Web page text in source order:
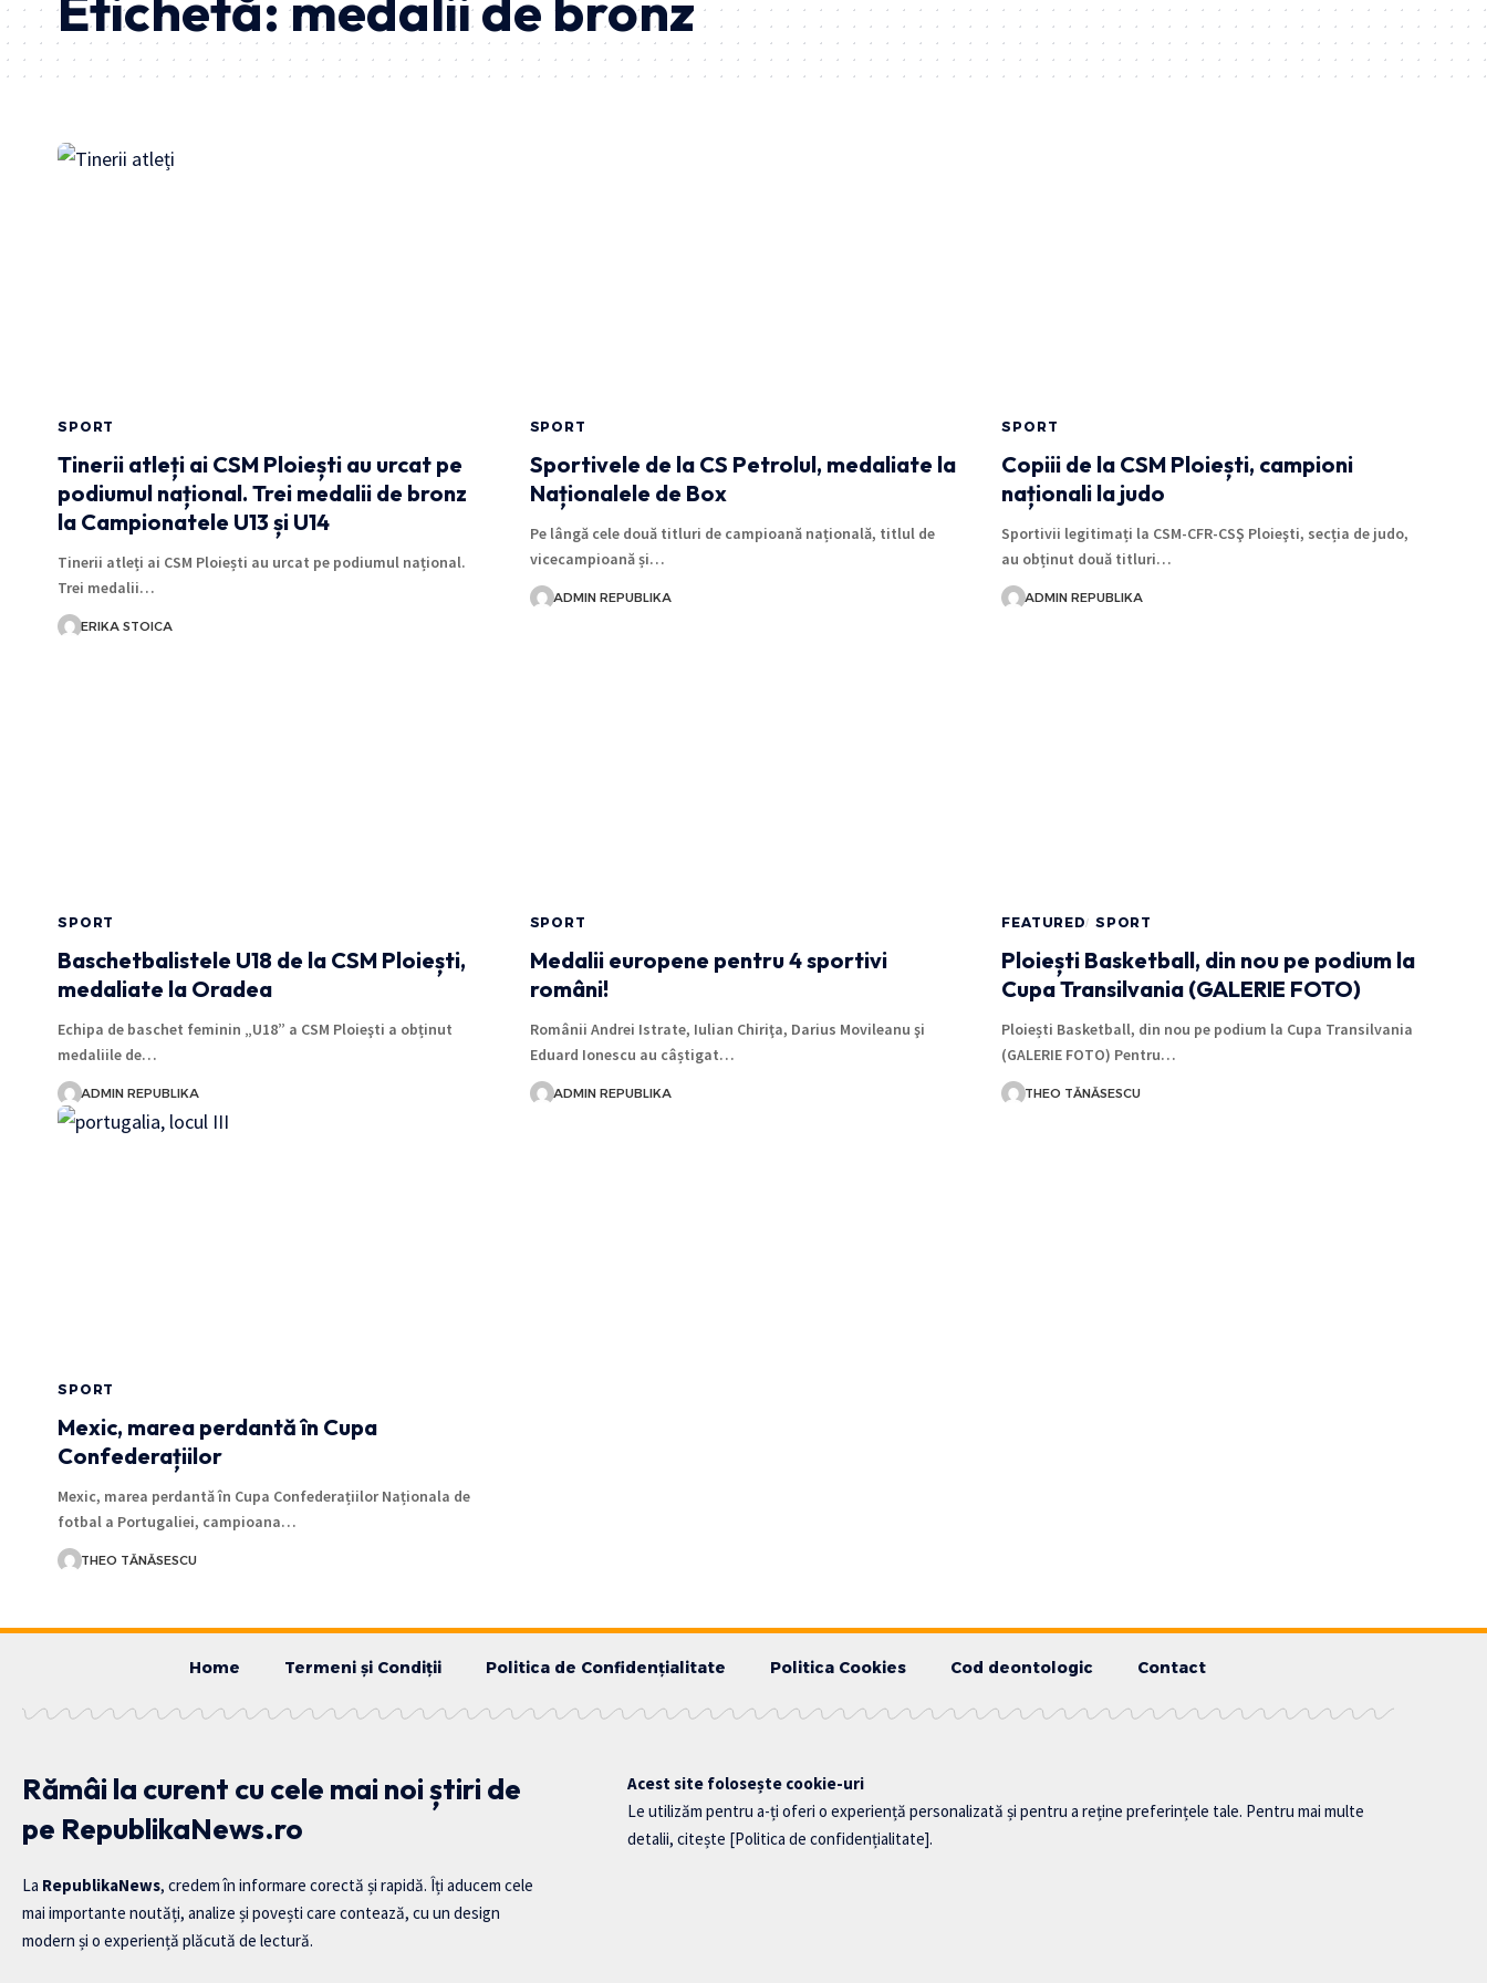
SPORT
Tinerii atleți ai CSM Ploiești au urcat pe
podiumul național. Trei medalii de bronz
la Campionatele U13 și U14
Tinerii atleți ai CSM Ploiești au urcat pe podiumul național.
Trei medalii…
ERIKA STOICA
SPORT
Sportivele de la CS Petrolul, medaliate la
Naționalele de Box
Pe lângă cele două titluri de campioană națională, titlul de
vicecampioană și…
ADMIN REPUBLIKA
SPORT
Copiii de la CSM Ploiești, campioni
naționali la judo
Sportivii legitimați la CSM-CFR-CSŞ Ploieşti, secția de judo,
au obținut două titluri…
ADMIN REPUBLIKA
SPORT
Baschetbalistele U18 de la CSM Ploiești,
medaliate la Oradea
Echipa de baschet feminin „U18” a CSM Ploieşti a obținut
medaliile de…
ADMIN REPUBLIKA
SPORT
Medalii europene pentru 4 sportivi
români!
Românii Andrei Istrate, Iulian Chiriţa, Darius Movileanu şi
Eduard Ionescu au câștigat…
ADMIN REPUBLIKA
FEATURED SPORT
Ploiești Basketball, din nou pe podium la
Cupa Transilvania (GALERIE FOTO)
Ploiești Basketball, din nou pe podium la Cupa Transilvania
(GALERIE FOTO) Pentru…
THEO TĂNĂSESCU
SPORT
Mexic, marea perdantă în Cupa
Confederațiilor
Mexic, marea perdantă în Cupa Confederațiilor Naționala de
fotbal a Portugaliei, campioana…
THEO TĂNĂSESCU
Home Termeni și Condiții Politica de Confidențialitate Politica Cookies Cod deontologic Contact
Rămâi la curent cu cele mai noi știri de
pe RepublikaNews.ro
La RepublikaNews, credem în informare corectă și rapidă. Îți aducem cele
mai importante noutăți, analize și povești care contează, cu un design
modern și o experiență plăcută de lectură.
Acest site folosește cookie-uri
Le utilizăm pentru a-ți oferi o experiență personalizată și pentru a reține preferințele tale. Pentru mai multe
detalii, citește [Politica de confidențialitate].